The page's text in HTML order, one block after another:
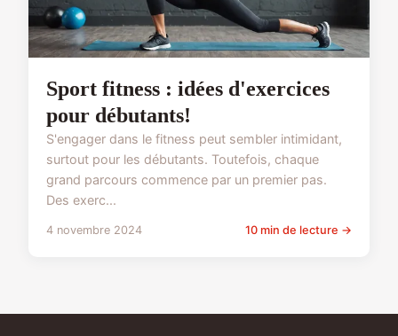
Sport fitness : idées d'exercices
pour débutants!
S'engager dans le fitness peut sembler intimidant,
surtout pour les débutants. Toutefois, chaque
grand parcours commence par un premier pas.
Des exerc...
4 novembre 2024 10 min de lecture →